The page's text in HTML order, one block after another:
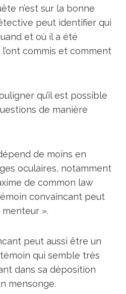
n’est sur la bonne
peut identifier qui
et où il a été
commis et comment
qu’il est possible
de manière
de moins en
oculaires, notamment
de common law
convaincant peut
».
peut aussi être un
qui semble très
dans sa déposition
mensonge.